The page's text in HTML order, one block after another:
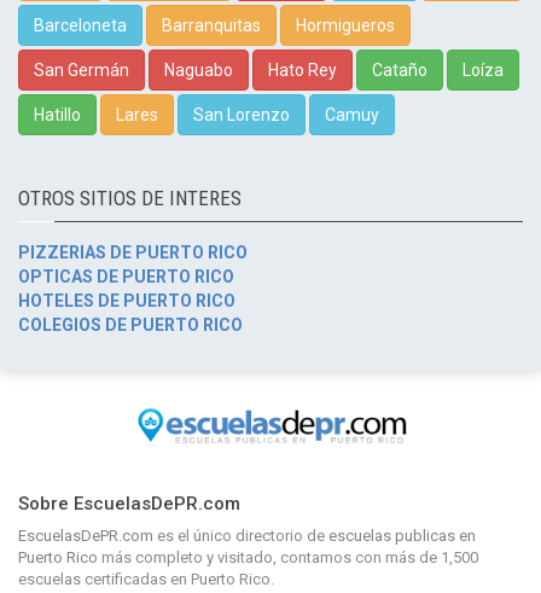
Barceloneta Barranquitas Hormigueros
San Germán Naguabo Hato Rey Cataño Loíza
Hatillo Lares San Lorenzo Camuy
OTROS SITIOS DE INTERES
PIZZERIAS DE PUERTO RICO
OPTICAS DE PUERTO RICO
HOTELES DE PUERTO RICO
COLEGIOS DE PUERTO RICO
Sobre EscuelasDePR.com
EscuelasDePR.com es el único directorio de escuelas publicas en
Puerto Rico más completo y visitado, contamos con más de 1,500
escuelas certificadas en Puerto Rico.